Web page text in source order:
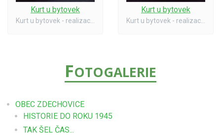
Kurt u bytovek Kurt u bytovek
FOTOGALERIE
OBEC ZDECHOVICE
HISTORIE DO ROKU 1945
TAK ŠEL ČAS...